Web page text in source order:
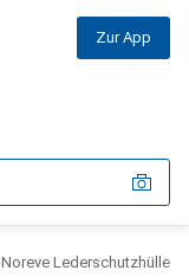
Zur App
Noreve Lederschutzhülle